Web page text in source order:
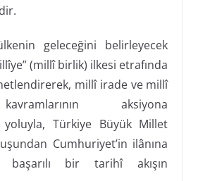
geleceğini belirleyecek
(millî birlik) ilkesi etrafında
millî irade ve millî
aksiyona
Türkiye Büyük Millet
Cumhuriyet’in ilânına
başarılı bir tarihî akışın